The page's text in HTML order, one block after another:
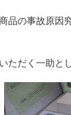
の事故原因
だく一助と